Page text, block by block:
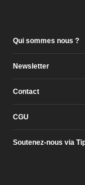
Qui sommes nous ?
Newsletter
Contact
CGU
Soutenez-nous via